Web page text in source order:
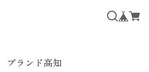
ブランド高知